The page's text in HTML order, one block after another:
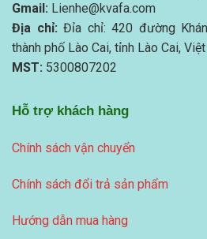
Gmail: Lienhe@kvafa.com
Địa chỉ: Đỉa chỉ: 420 đường
thành phố Lào Cai, tỉnh Lào Cai,
MST: 5300807202
Hỗ trợ khách hàng
Chính sách vận chuyển
Chính sách đổi trả sản phẩm
Hướng dẫn mua hàng